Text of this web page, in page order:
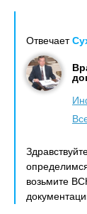
Отвечает
возьмите